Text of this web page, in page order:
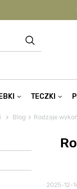
TECZKI
Blog Rodzaje
2025-12-